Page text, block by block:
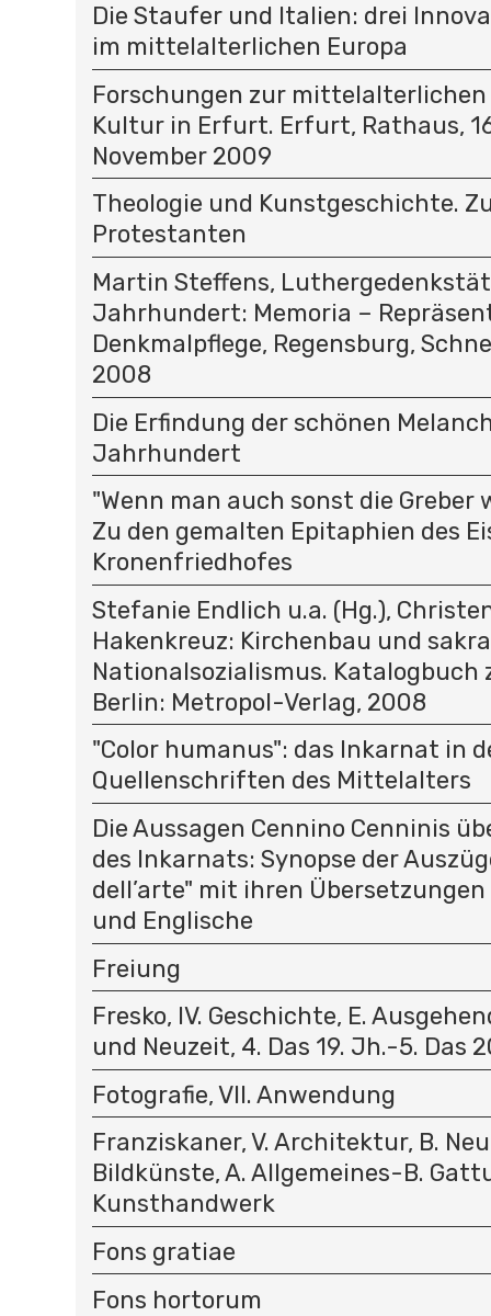
Die Staufer und Italien: drei
im mittelalterlichen Europa
Forschungen zur
Kultur in Erfurt. Erfurt, Rathaus,
November 2009
Theologie und Kunstgeschichte.
Protestanten
Martin Steffens,
Jahrhundert: Memoria –
Denkmalpflege, Regensburg,
2008
Die Erfindung der schönen
Jahrhundert
"Wenn man auch sonst die Greber
Zu den gemalten Epitaphien des
Kronenfriedhofes
Stefanie Endlich u.a. (Hg.),
Hakenkreuz: Kirchenbau und
Nationalsozialismus. Katalogbuch
Berlin: Metropol-Verlag, 2008
"Color humanus": das Inkarnat in
Quellenschriften des Mittelalters
Die Aussagen Cennino Cenninis
des Inkarnats: Synopse der
dell’arte" mit ihren
und Englische
Freiung
Fresko, IV. Geschichte, E.
und Neuzeit, 4. Das 19. Jh.-5. Das
Fotografie, VII. Anwendung
Franziskaner, V. Architektur, B.
Bildkünste, A. Allgemeines-B.
Kunsthandwerk
Fons gratiae
Fons hortorum